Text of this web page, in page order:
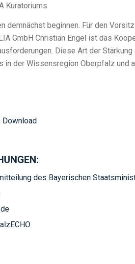
Kuratoriums.
demnächst beginnen. Für den
GmbH Christian Engel ist das
Diese Art der
in der Wissensregion Oberpfalz und
des Bayerischen